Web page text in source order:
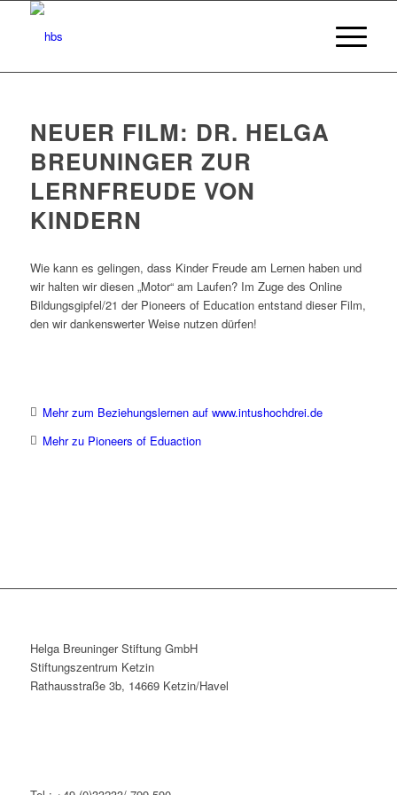
NEUER FILM: DR. HELGA
BREUNINGER ZUR
LERNFREUDE VON
KINDERN
Wie kann es gelingen, dass Kinder Freude am Lernen haben und
wir halten wir diesen „Motor“ am Laufen? Im Zuge des Online
Bildungsgipfel/21 der Pioneers of Education entstand dieser Film,
den wir dankenswerter Weise nutzen dürfen!
Mehr zum Beziehungslernen auf www.intushochdrei.de
Mehr zu Pioneers of Eduaction
Helga Breuninger Stiftung GmbH
Stiftungszentrum Ketzin
Rathausstraße 3b, 14669 Ketzin/Havel